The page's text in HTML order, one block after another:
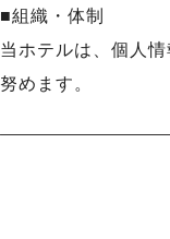
■組織・体制
当ホテルは、個人
努めます。